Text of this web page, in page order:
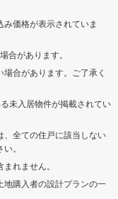
価格が表示されていま
合があります。
合があります。ご了承く
未入居物件が掲載されてい
、全ての住戸に該当しない
。
れません。
地購入者の設計プランの一